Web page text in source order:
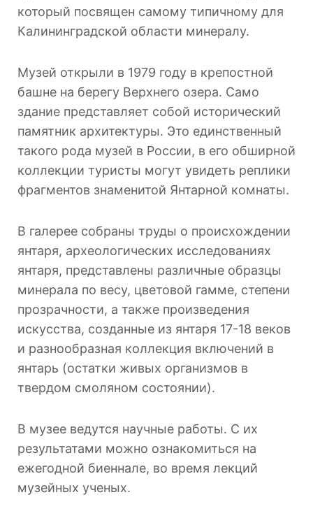
который посвящен самому типичному для
Калининградской области минералу.
Музей открыли в 1979 году в крепостной
башне на берегу Верхнего озера. Само
здание представляет собой исторический
памятник архитектуры. Это единственный
такого рода музей в России, в его обширной
коллекции туристы могут увидеть реплики
фрагментов знаменитой Янтарной комнаты.
В галерее собраны труды о происхождении
янтаря, археологических исследованиях
янтаря, представлены различные образцы
минерала по весу, цветовой гамме, степени
прозрачности, а также произведения
искусства, созданные из янтаря 17-18 веков
и разнообразная коллекция включений в
янтарь (остатки живых организмов в
твердом смоляном состоянии).
В музее ведутся научные работы. С их
результатами можно ознакомиться на
ежегодной биеннале, во время лекций
музейных ученых.